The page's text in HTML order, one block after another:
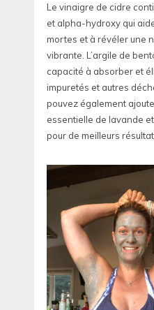
Le vinaigre de cidre
et alpha-hydroxy qui
mortes et à révéler une
vibrante. L’argile de
capacité à absorber et
impuretés et autres
pouvez également
essentielle de lavande
pour de meilleurs